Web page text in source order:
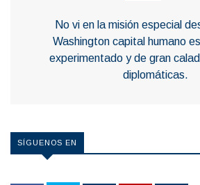
No vi en la misión especial
Washington capital humano
experimentado y de gran
diplomáticas.
SÍGUENOS EN